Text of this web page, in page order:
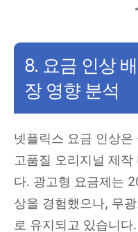
8. 요금 인상
장 영향 분석
넷플릭스 요금 인상
고품질 오리지널 제
다. 광고형 요금제는
상을 경험했으나, 무
로 유지되고 있습니다.